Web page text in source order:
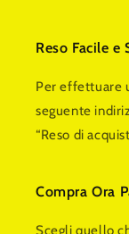
Reso Facile e
Per effettuare
seguente
“Reso di
Compra Ora
Scegli quello